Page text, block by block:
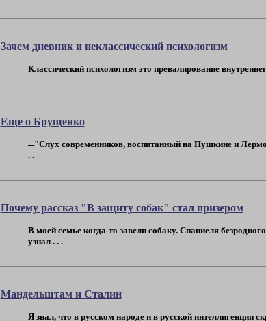
Зачем дневник и неклассический психологизм
Классический психологизм это превалирование
Еще о Брущенко
═"Слух современников, воспитанный на Пушкине и
. .
Почему рассказ "В защиту собак" стал призером
В моей семье когда-то завели собаку. Спаниеля
узнал . . .
Мандельштам и Сталин
Я знал, что в русском народе и в русской